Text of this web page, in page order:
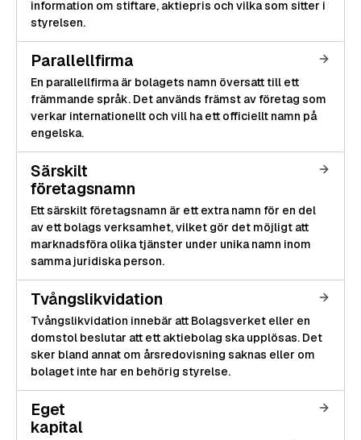
information om stiftare, aktiepris och vilka som sitter i
styrelsen.
Parallellfirma
En parallellfirma är bolagets namn översatt till ett
främmande språk. Det används främst av företag som
verkar internationellt och vill ha ett officiellt namn på
engelska.
Särskilt
företagsnamn
Ett särskilt företagsnamn är ett extra namn för en del
av ett bolags verksamhet, vilket gör det möjligt att
marknadsföra olika tjänster under unika namn inom
samma juridiska person.
Tvångslikvidation
Tvångslikvidation innebär att Bolagsverket eller en
domstol beslutar att ett aktiebolag ska upplösas. Det
sker bland annat om årsredovisning saknas eller om
bolaget inte har en behörig styrelse.
Eget
kapital